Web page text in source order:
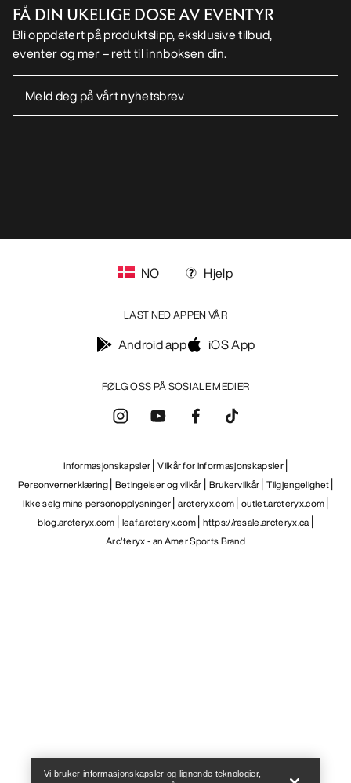
FÅ DIN UKELIGE DOSE AV EVENTYR
Bli oppdatert på produktslipp, eksklusive tilbud,
eventer og mer – rett til innboksen din.
FØLG OSS PÅ SOSIALE MEDIER
NO Hjelp
LAST NED APPEN VÅR
Android app iOS App
Informasjonskapsler Vilkår for informasjonskapsler
Personvernerklæring Betingelser og vilkår Brukervilkår Tilgjengelighet
Ikke selg mine personopplysninger arcteryx.com outlet.arcteryx.com
blog.arcteryx.com leaf.arcteryx.com https://resale.arcteryx.ca
Arc'teryx - an Amer Sports Brand
Vi bruker informasjonskapsler og lignende teknologier,